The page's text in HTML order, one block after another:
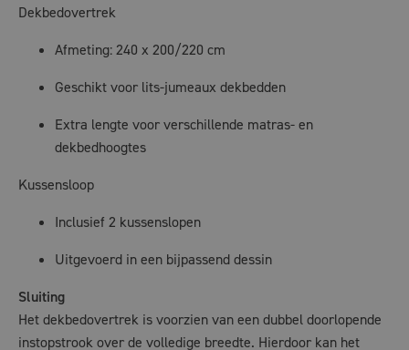
Dekbedovertrek
Afmeting: 240 x 200/220 cm
Geschikt voor lits-jumeaux dekbedden
Extra lengte voor verschillende matras- en
dekbedhoogtes
Kussensloop
Inclusief 2 kussenslopen
Uitgevoerd in een bijpassend dessin
Sluiting
Het dekbedovertrek is voorzien van een dubbel doorlopende
instopstrook over de volledige breedte. Hierdoor kan het